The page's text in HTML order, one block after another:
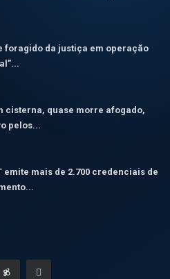
foragido da justiça em operação
cisterna, quase morre afogado,
pelos...
emite mais de 2.700 credenciais de